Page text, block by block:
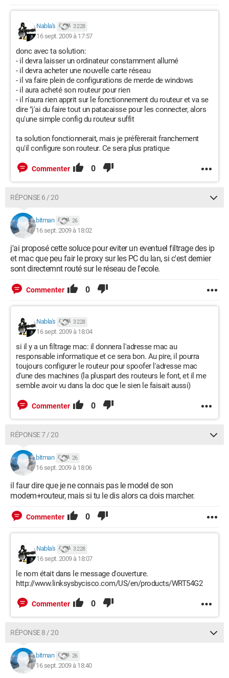
Nabla's 3 228
16 sept. 2009 à 17:57
donc avec ta solution:
- il devra laisser un ordinateur constamment allumé
- il devra acheter une nouvelle carte réseau
- il va faire plein de configurations de merde de windows
- il aura acheté son routeur pour rien
- il n'aura rien apprit sur le fonctionnement du routeur et va se
dire "j'ai du faire tout un patacaisse pour les connecter, alors
qu'une simple config du routeur suffit
ta solution fonctionnerait, mais je préfèrerait franchement
qu'il configure son routeur. Ce sera plus pratique
Commenter 0
RÉPONSE 6 / 20
bitman 26
16 sept. 2009 à 18:02
j'ai proposé cette soluce pour eviter un eventuel filtrage des ip
et mac que peu fair le proxy sur les PC du lan, si c'est dernier
sont directemnt routé sur le réseau de l'ecole.
Commenter 0
Nabla's 3 228
16 sept. 2009 à 18:04
si il y a un filtrage mac: il donnera l'adresse mac au
responsable informatique et ce sera bon. Au pire, il pourra
toujours configurer le routeur pour spoofer l'adresse mac
d'une des machines (la pluspart des routeurs le font, et il me
semble avoir vu dans la doc que le sien le faisait aussi)
Commenter 0
RÉPONSE 7 / 20
bitman 26
16 sept. 2009 à 18:06
il faur dire que je ne connais pas le model de son
modem+routeur, mais si tu le dis alors ca dois marcher.
Commenter 0
Nabla's 3 228
16 sept. 2009 à 18:07
le nom était dans le message d'ouverture.
http://www.linksysbycisco.com/US/en/products/WRT54G2
Commenter 0
RÉPONSE 8 / 20
bitman 26
16 sept. 2009 à 18:40